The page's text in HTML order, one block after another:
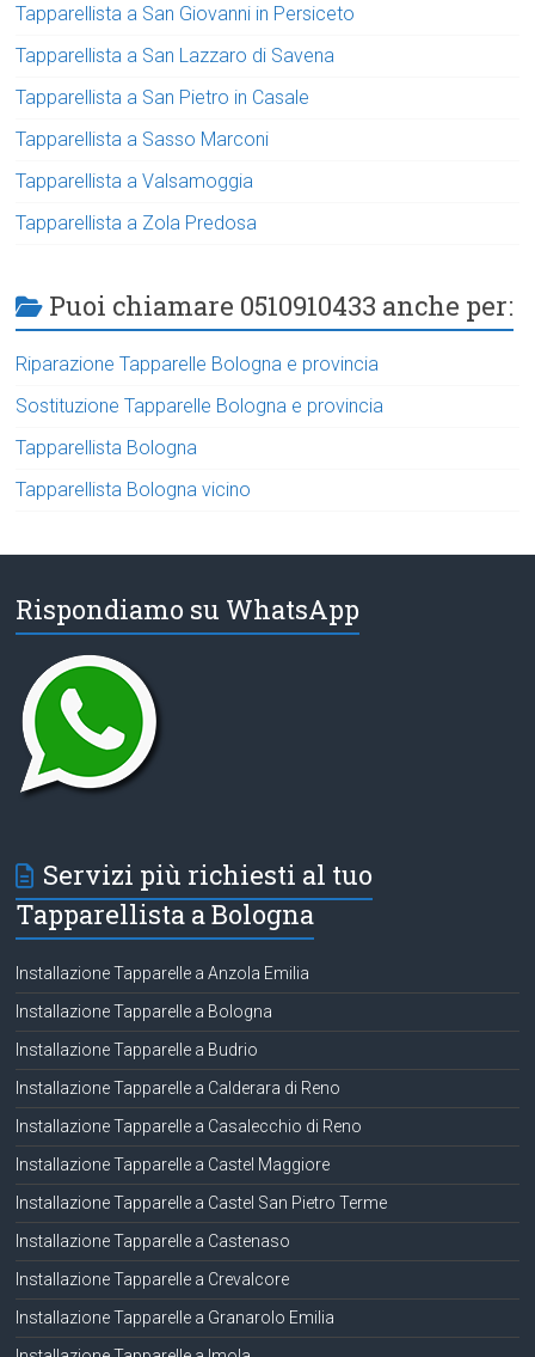
Tapparellista a San Giovanni in Persiceto
Tapparellista a San Lazzaro di Savena
Tapparellista a San Pietro in Casale
Tapparellista a Sasso Marconi
Tapparellista a Valsamoggia
Tapparellista a Zola Predosa
Puoi chiamare 0510910433 anche per:
Riparazione Tapparelle Bologna e provincia
Sostituzione Tapparelle Bologna e provincia
Tapparellista Bologna
Tapparellista Bologna vicino
Rispondiamo su WhatsApp
Servizi più richiesti al tuo
Tapparellista a Bologna
Installazione Tapparelle a Anzola Emilia
Installazione Tapparelle a Bologna
Installazione Tapparelle a Budrio
Installazione Tapparelle a Calderara di Reno
Installazione Tapparelle a Casalecchio di Reno
Installazione Tapparelle a Castel Maggiore
Installazione Tapparelle a Castel San Pietro Terme
Installazione Tapparelle a Castenaso
Installazione Tapparelle a Crevalcore
Installazione Tapparelle a Granarolo Emilia